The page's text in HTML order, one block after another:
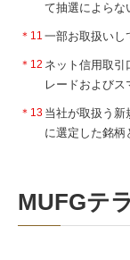
て抽選によらな
＊11 一部お取扱いし
＊12 ネット信用取引
レードおよびス
＊13 当社が取扱う新
に選定した銘柄
MUFGテ